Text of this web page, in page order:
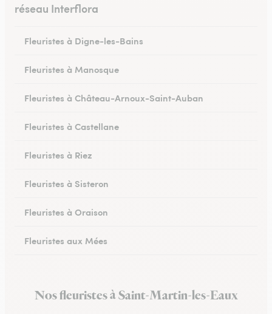
réseau Interflora
Fleuristes à Digne-les-Bains
Fleuristes à Manosque
Fleuristes à Château-Arnoux-Saint-Auban
Fleuristes à Castellane
Fleuristes à Riez
Fleuristes à Sisteron
Fleuristes à Oraison
Fleuristes aux Mées
Nos fleuristes à Saint-Martin-les-Eaux